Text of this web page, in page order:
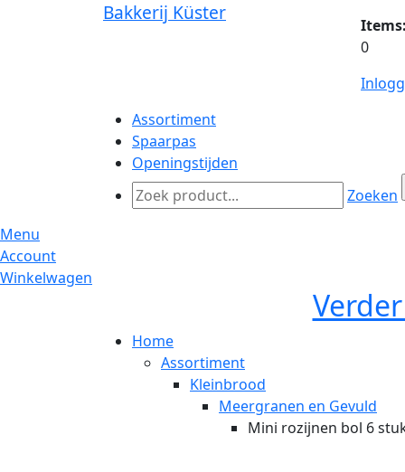
Bakkerij Küster
0
Assortiment
Spaarpas
Openingstijden
Zoeken
Menu
Account
Winkelwagen
Home
Assortiment
Kleinbrood
Meergranen en Gevuld
Mini rozijnen bol 6